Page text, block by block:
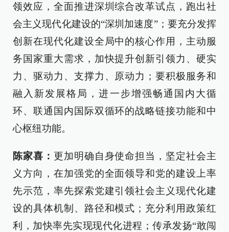
领效应，全面推进深圳综合改革试点，跑出社
会主义现代化建设的“深圳加速度”；要充分发挥
创新在现代化建设全局中的核心作用，主动服
务国家重大需求，加快提升创新引领力、硬实
力、驱动力、支撑力、原动力；要积极服务和
融入新发展格局，进一步增强畅通国内大循
环、联通国内国际双循环的战略链接功能和中
心枢纽功能。
陈家喜： 更加明确自身使命担当，坚定社会主
义方向，在加强党的全面领导和党的建设上率
先示范，率先探索党建引领社会主义现代化建
设的具体机制、路径和模式；充分利用政策红
利，加快率先实现现代化进程；传承发扬“敢闯